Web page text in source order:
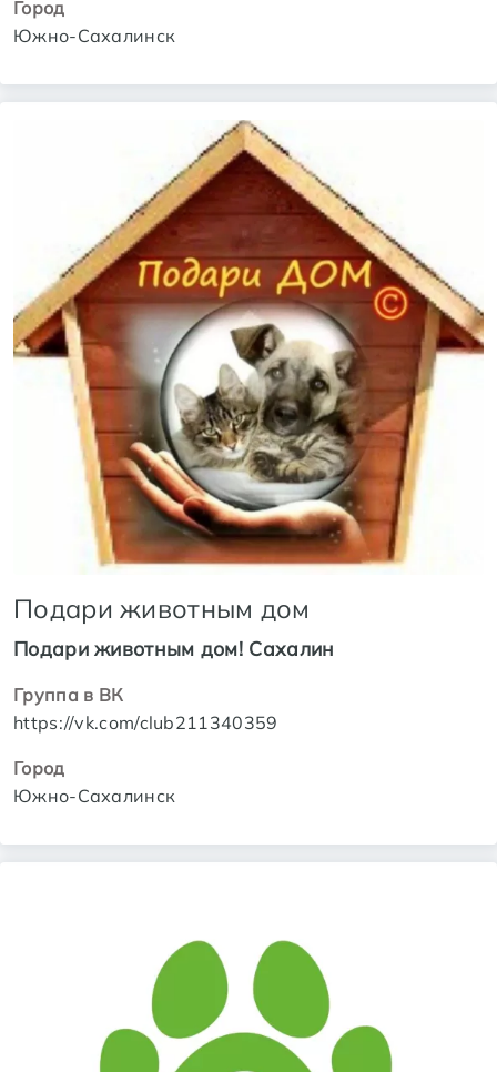
Город
Южно-Сахалинск
Подари животным дом
Подари животным дом! Сахалин
Группа в ВК
https://vk.com/club211340359
Город
Южно-Сахалинск